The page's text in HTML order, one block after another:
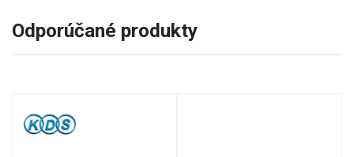
Odporúčané produkty